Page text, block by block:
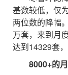
基数较低，仅
两位数的降幅
万套，来到月
达到14329套
8000+的月